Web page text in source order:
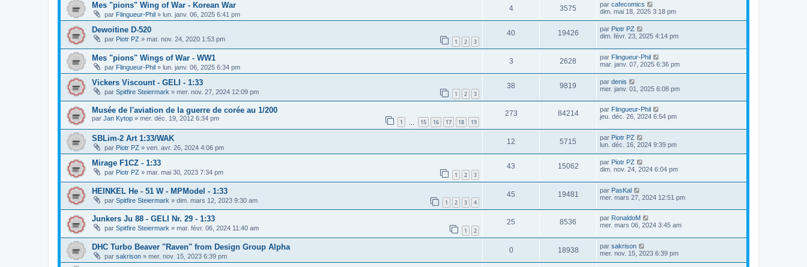
Mes "pions" Wing of War - Korean War
par Flingueur-Phil » lun. janv. 06, 2025 6:41 pm
4 3575 par cafecomics
dim. mai 18, 2025 3:18 pm
Dewoitine D-520
par Piotr PZ » mar. nov. 24, 2020 1:53 pm 1 2 3
40 19426 par Piotr PZ
dim. févr. 23, 2025 4:14 pm
Mes "pions" Wings of War - WW1
par Flingueur-Phil » lun. janv. 06, 2025 6:34 pm
3 2628 par Flingueur-Phil
mar. janv. 07, 2025 6:36 pm
Vickers Viscount - GELI - 1:33
par Spitfire Steiermark » mer. nov. 27, 2024 12:09 pm 1 2 3
38 9819 par denis
mer. janv. 01, 2025 6:08 pm
Musée de l'aviation de la guerre de corée au 1/200
par Jan Kytop » mer. déc. 19, 2012 6:34 pm 1 15 16 17 18 19
273 84214 par Flingueur-Phil
jeu. déc. 26, 2024 6:54 pm
SBLim-2 Art 1:33/WAK
par Piotr PZ » ven. avr. 26, 2024 4:06 pm
12 5715 par Piotr PZ
lun. déc. 16, 2024 9:39 pm
Mirage F1CZ - 1:33
par Piotr PZ » mar. mai 30, 2023 7:34 pm 1 2 3
43 15062 par Piotr PZ
dim. nov. 24, 2024 6:04 pm
HEINKEL He - 51 W - MPModel - 1:33
par Spitfire Steiermark » dim. mars 12, 2023 9:30 am 1 2 3 4
45 19481 par PasKal
mer. mars 27, 2024 12:51 pm
Junkers Ju 88 - GELI Nr. 29 - 1:33
par Spitfire Steiermark » mar. févr. 06, 2024 11:40 am 1 2
25 8536 par RonaldoM
mer. mars 06, 2024 3:45 am
DHC Turbo Beaver "Raven" from Design Group Alpha
par sakrison » mer. nov. 15, 2023 6:39 pm
0 18938 par sakrison
mer. nov. 15, 2023 6:39 pm